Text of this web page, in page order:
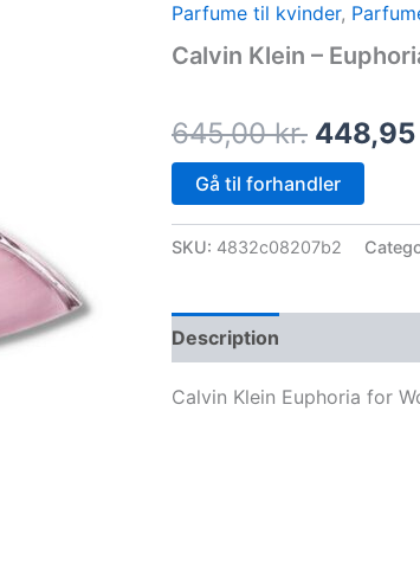
Parfume til kvinder,
Calvin Klein –
645,00kr.
price
was:
645,00
448,95
Gå til forhandler
SKU: 4832c08207b2
Description
Calvin Klein Euphoria for